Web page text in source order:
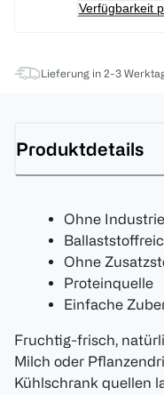
Verfügbarkeit
Lieferung in 2-3
Produktdetails
Ohne
Ohne
Proteinquelle
Einfache
Fruchtig-frisch,
Milch oder
Kühlschrank quellen